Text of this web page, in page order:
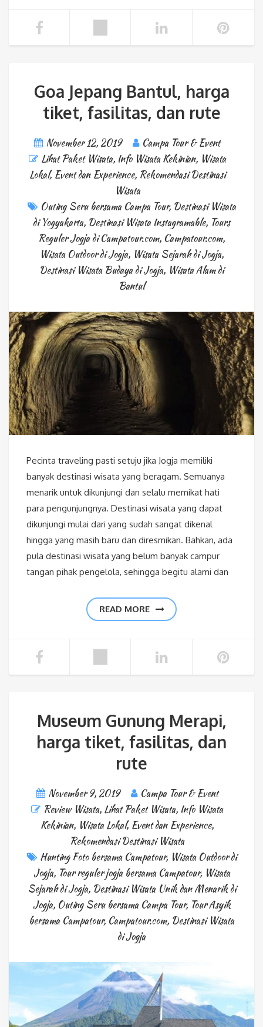
Goa Jepang Bantul, harga
tiket, fasilitas, dan rute
November 12, 2019
Campa Tour & Event
Lihat Paket Wisata, Info Wisata Kekinian, Wisata
Lokal, Event dan Experience, Rekomendasi Destinasi
Wisata
Outing Seru bersama Campa Tour, Destinasi Wisata
di Yogyakarta, Destinasi Wisata Instagramable, Tours
Reguler Jogja di Campatour.com, Campatour.com,
Wisata Outdoor di Jogja, Wisata Sejarah di Jogja,
Destinasi Wisata Budaya di Jogja, Wisata Alam di
Bantul
Pecinta traveling pasti setuju jika Jogja memiliki
banyak destinasi wisata yang beragam. Semuanya
menarik untuk dikunjungi dan selalu memikat hati
para pengunjungnya. Destinasi wisata yang dapat
dikunjungi mulai dari yang sudah sangat dikenal
hingga yang masih baru dan diresmikan. Bahkan, ada
pula destinasi wisata yang belum banyak campur
tangan pihak pengelola, sehingga begitu alami dan
READ MORE
Museum Gunung Merapi,
harga tiket, fasilitas, dan
rute
November 9, 2019
Campa Tour & Event
Review Wisata, Lihat Paket Wisata, Info Wisata
Kekinian, Wisata Lokal, Event dan Experience,
Rekomendasi Destinasi Wisata
Hunting Foto bersama Campatour, Wisata Outdoor di
Jogja, Tour reguler jogja bersama Campatour, Wisata
Sejarah di Jogja, Destinasi Wisata Unik dan Menarik di
Jogja, Outing Seru bersama Campa Tour, Tour Asyik
bersama Campatour, Campatour.com, Destinasi Wisata
di Jogja